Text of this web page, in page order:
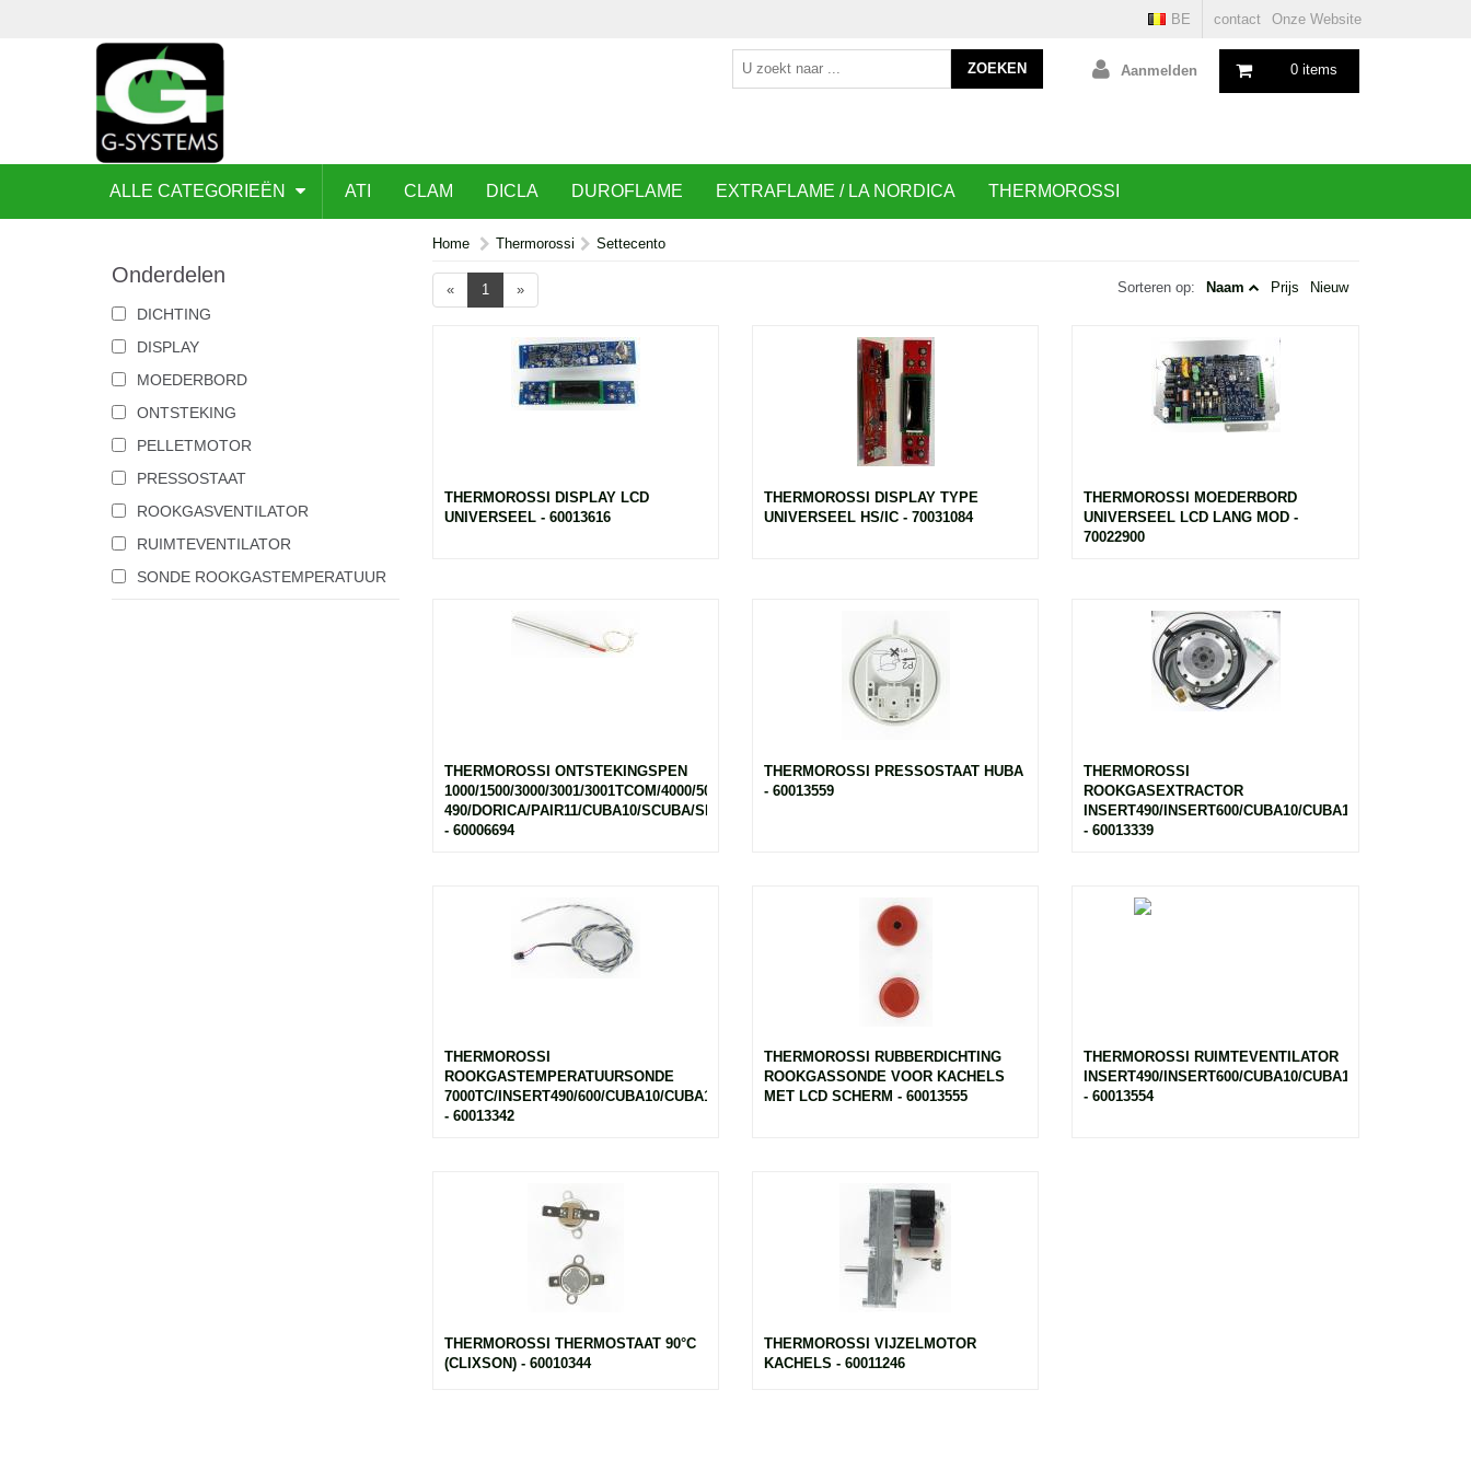
contact Onze Website
BE
0 items
Aanmelden
ZOEKEN
ALLE CATEGORIEËN ATI CLAM DICLA DUROFLAME EXTRAFLAME / LA NORDICA THERMOROSSI
Onderdelen
DICHTING
DISPLAY
MOEDERBORD
ONTSTEKING
PELLETMOTOR
PRESSOSTAAT
ROOKGASVENTILATOR
RUIMTEVENTILATOR
SONDE ROOKGASTEMPERATUUR
Home Thermorossi Settecento
« 1 » Sorteren op: Naam Prijs Nieuw
THERMOROSSI DISPLAY LCD
UNIVERSEEL - 60013616
THERMOROSSI DISPLAY TYPE
UNIVERSEEL HS/IC - 70031084
THERMOROSSI MOEDERBORD
UNIVERSEEL LCD LANG MOD -
70022900
THERMOROSSI ONTSTEKINGSPEN
1000/1500/3000/3001/3001TCOM/4000/5000/SLIMTCOM/INS49-
490/DORICA/PAIR11/CUBA10/SCUBA/SETTECENTO
- 60006694
THERMOROSSI PRESSOSTAAT HUBA
- 60013559
THERMOROSSI
ROOKGASEXTRACTOR
INSERT490/INSERT600/CUBA10/CUBA12/ECOQUAD
- 60013339
THERMOROSSI
ROOKGASTEMPERATUURSONDE
7000TC/INSERT490/600/CUBA10/CUBA12
- 60013342
THERMOROSSI RUBBERDICHTING
ROOKGASSONDE VOOR KACHELS
MET LCD SCHERM - 60013555
THERMOROSSI RUIMTEVENTILATOR
INSERT490/INSERT600/CUBA10/CUBA12/ECOQUAD
- 60013554
THERMOROSSI THERMOSTAAT 90°C
(CLIXSON) - 60010344
THERMOROSSI VIJZELMOTOR
KACHELS - 60011246